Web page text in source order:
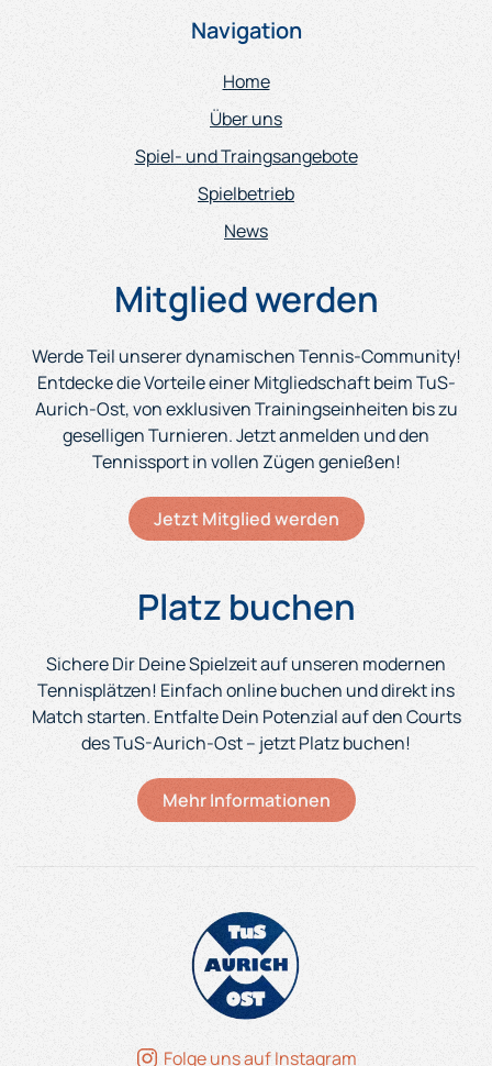
Navigation
Home
Über uns
Spiel- und Traingsangebote
Spielbetrieb
News
Mitglied werden
Werde Teil unserer dynamischen Tennis-Community!
Entdecke die Vorteile einer Mitgliedschaft beim TuS-
Aurich-Ost, von exklusiven Trainingseinheiten bis zu
geselligen Turnieren. Jetzt anmelden und den
Tennissport in vollen Zügen genießen!
Jetzt Mitglied werden
Platz buchen
Sichere Dir Deine Spielzeit auf unseren modernen
Tennisplätzen! Einfach online buchen und direkt ins
Match starten. Entfalte Dein Potenzial auf den Courts
des TuS-Aurich-Ost – jetzt Platz buchen!
Mehr Informationen
Folge uns auf Instagram